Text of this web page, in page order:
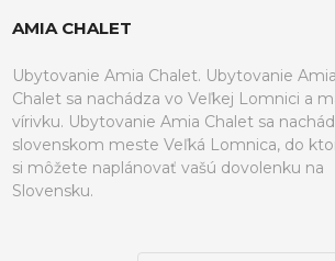
AMIA CHALET
Ubytovanie Amia Chalet. Ubytovanie Amia
Chalet sa nachádza vo Veľkej Lomnici a
vírivku. Ubytovanie Amia Chalet sa
slovenskom meste Veľká Lomnica, do
si môžete naplánovať vašú dovolenku na
Slovensku.